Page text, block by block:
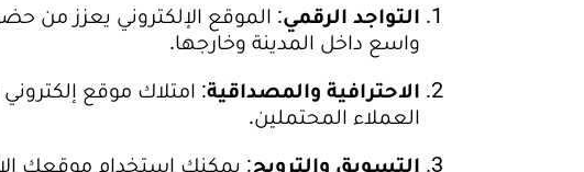
التواجد الرقمي: الموقع الإلكتروني يعزز من
واسع داخل المدينة وخارجها.
الاحترافية والمصداقية: امتلاك موقع
العملاء المحتملين.
التسويق والترويج: يمكنك استخدام موقعك